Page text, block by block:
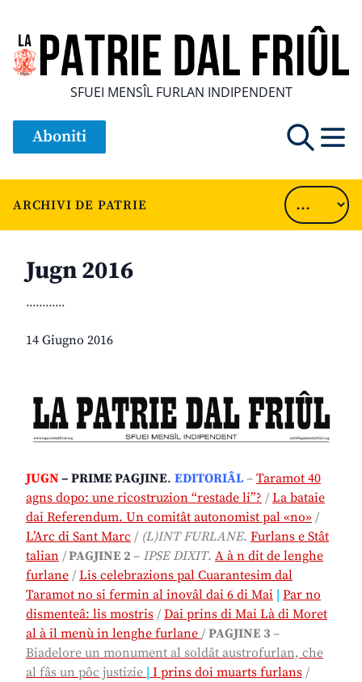
SFUEI MENSÎL FURLAN INDIPENDENT
Aboniti
ARCHIVI DE PATRIE
Jugn 2016
............
14 Giugno 2016
JUGN– PRIME PAGJINE. EDITORIÂL – Taramot 40
agns dopo: une ricostruzion “restade li”? / La bataie
dai Referendum. Un comitât autonomist pal «no» /
L’Arc di Sant Marc / (L)INT FURLANE. Furlans e Stât
talian /PAGJINE 2 – IPSE DIXIT. A à n dit de lenghe
furlane / Lis celebrazions pal Cuarantesim dal
Taramot no si fermin al inovâl dai 6 di Mai | Par no
dismenteâ: lis mostris / Dai prins di Mai Là di Moret
al à il menù in lenghe furlane / PAGJINE 3 –
Biadelore un monument al soldât austrofurlan, che
al fâs un pôc justizie | I prins doi muarts furlans /